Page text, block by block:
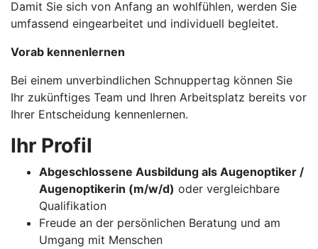
Damit Sie sich von Anfang an wohlfühlen, werden Sie
umfassend eingearbeitet und individuell begleitet.
Vorab kennenlernen
Bei einem unverbindlichen Schnuppertag können Sie
Ihr zukünftiges Team und Ihren Arbeitsplatz bereits vor
Ihrer Entscheidung kennenlernen.
Ihr Profil
Abgeschlossene Ausbildung als Augenoptiker /
Augenoptikerin (m/w/d) oder vergleichbare
Qualifikation
Freude an der persönlichen Beratung und am
Umgang mit Menschen